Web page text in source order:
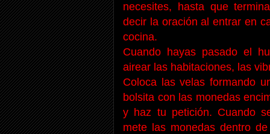
necesites, hasta que
decir la oración al entrar en
cocina.
Cuando hayas pasado el
airear las habitaciones, las
Coloca las velas formando
bolsita con las monedas
y haz tu petición. Cuando
mete las monedas dentro